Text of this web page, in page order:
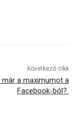
Következő cikk
már a maximumot a
Facebook-ból?